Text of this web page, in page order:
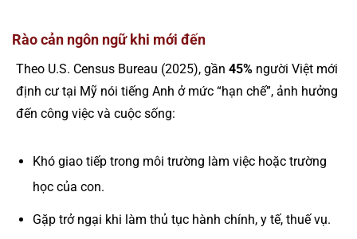
Rào cản ngôn ngữ khi mới đến
Theo U.S. Census Bureau (2025), gần 45% người Việt mới
định cư tại Mỹ nói tiếng Anh ở mức “hạn chế”, ảnh hưởng
đến công việc và cuộc sống:
Khó giao tiếp trong môi trường làm việc hoặc trường
học của con.
Gặp trở ngại khi làm thủ tục hành chính, y tế, thuế vụ.